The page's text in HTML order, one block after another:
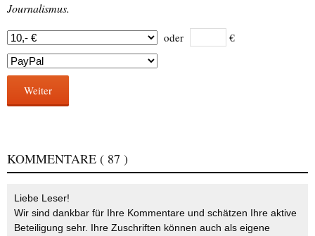
Journalismus.
oder €
Weiter
KOMMENTARE ( 87 )
Liebe Leser!
Wir sind dankbar für Ihre Kommentare und schätzen Ihre aktive
Beteiligung sehr. Ihre Zuschriften können auch als eigene